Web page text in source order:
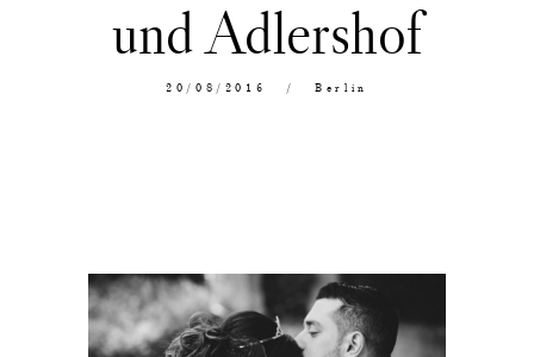
und Adlershof
20/08/2016 Berlin